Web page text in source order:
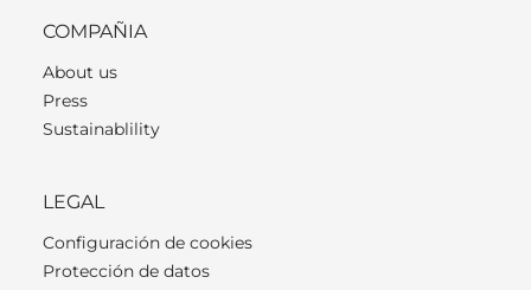
COMPAÑIA
About us
Press
Sustainablility
LEGAL
Configuración de cookies
Protección de datos